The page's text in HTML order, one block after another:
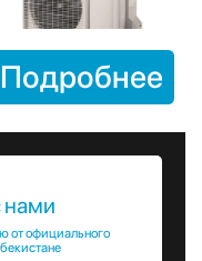
Подробнее
нами
от официального